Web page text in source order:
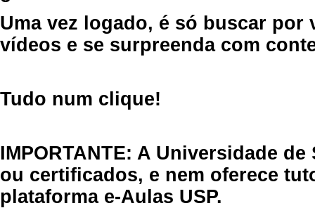
Uma vez logado, é só buscar por
vídeos e se surpreenda com
Tudo num clique!
IMPORTANTE: A Universidade
ou certificados, e nem oferece
plataforma e-Aulas USP.